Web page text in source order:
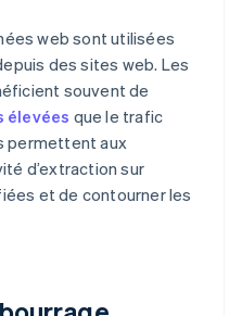
web sont utilisées
des sites web. Les
souvent de
élevées que le trafic
permettent aux
d’extraction sur
et de contourner les